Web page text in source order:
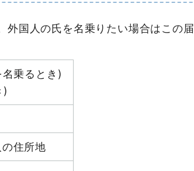
国人の氏を名乗りたい場合はこの
乗るとき)
)
住所地